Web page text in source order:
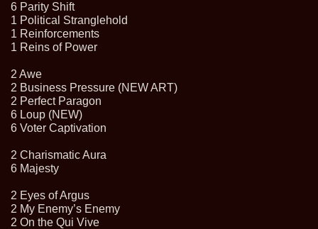
6 Parity Shift
1 Political Stranglehold
1 Reinforcements
1 Reins of Power
2 Awe
2 Business Pressure (NEW ART)
2 Perfect Paragon
6 Loup (NEW)
6 Voter Captivation
2 Charismatic Aura
6 Majesty
2 Eyes of Argus
2 My Enemy’s Enemy
2 On the Qui Vive